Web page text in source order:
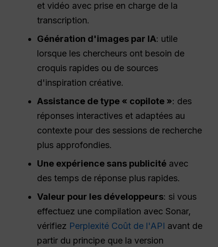
et vidéo avec prise en charge de la
transcription.
Génération d'images par IA: utile
lorsque les chercheurs ont besoin de
croquis rapides ou de sources
d'inspiration créative.
Assistance de type « copilote »: des
réponses interactives et adaptées au
contexte pour des sessions de recherche
plus approfondies.
Une expérience sans publicité avec
des temps de réponse plus rapides.
Valeur pour les développeurs: si vous
effectuez une compilation avec Sonar,
vérifiez Perplexité Coût de l'API avant de
partir du principe que la version